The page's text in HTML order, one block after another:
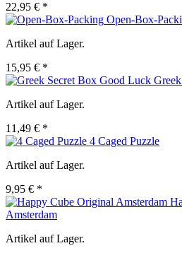
22,95 € *
Open-Box-
Artikel auf Lager.
15,95 € *
Artikel auf Lager.
11,49 € *
4 Caged Puzzle
Artikel auf Lager.
9,95 € *
Amsterdam
Artikel auf Lager.